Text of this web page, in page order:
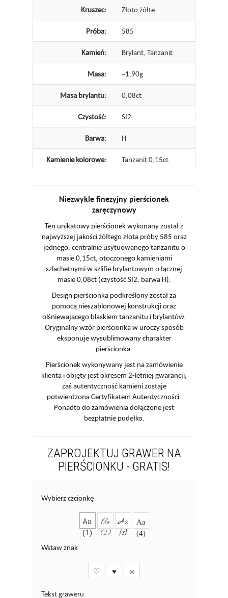
Kruszec: Złoto żółte
Próba: 585
Kamień: Brylant, Tanzanit
Masa: ~1,90g
Masa brylantu: 0,08ct
Czystość: SI2
Barwa: H
Kamienie kolorowe: Tanzanit 0,15ct
Niezwykle finezyjny pierścionek
zaręczynowy
Ten unikatowy pierścionek wykonany został z
najwyższej jakości żółtego złota próby 585 oraz
jednego, centralnie usytuowanego tanzanitu o
masie 0,15ct, otoczonego kamieniami
szlachetnymi w szlifie brylantowym o łącznej
masie 0,08ct (czystość SI2, barwa H).
Design pierścionka podkreślony został za
pomocą nieszablonowej konstrukcji oraz
olśniewającego blaskiem tanzanitu i brylantów.
Oryginalny wzór pierścionka w uroczy sposób
eksponuje wysublimowany charakter
pierścionka.
Pierścionek wykonywany jest na zamówienie
klienta i objęty jest okresem 2-letniej gwarancji,
zaś autentyczność kamieni zostaje
potwierdzona Certyfikatem Autentyczności.
Ponadto do zamówienia dołączone jest
bezpłatnie pudełko.
ZAPROJEKTUJ GRAWER NA
PIERŚCIONKU - GRATIS!
Wybierz czcionkę
Aa
(1)
Aa
(2)
Aa
(3)
Aa
(4)
Wstaw znak
♡ ♥ ∞
Tekst graweru